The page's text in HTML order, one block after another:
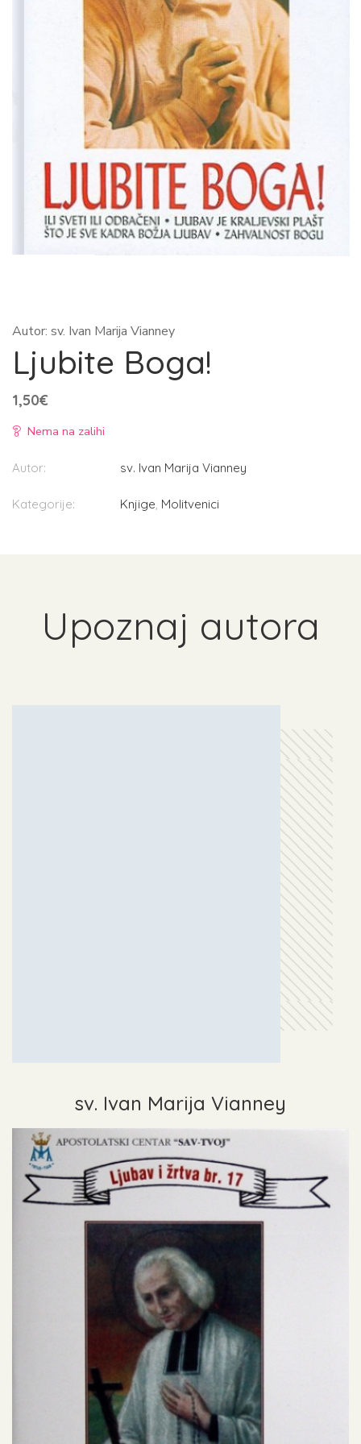
Autor: sv. Ivan Marija Vianney
Ljubite Boga!
1,50€
Nema na zalihi
Autor: sv. Ivan Marija Vianney
Kategorije: Knjige, Molitvenici
Upoznaj autora
sv. Ivan Marija Vianney